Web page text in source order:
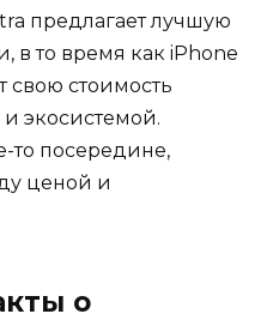
предлагает лучшую
в то время как iPhone
свою стоимость
экосистемой.
то посередине,
ценой и
о